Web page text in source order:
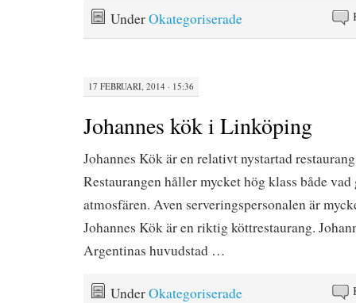
UnderOkategoriserade
17 FEBRUARI, 2014 · 15:36
Johannes kök i Linköping
Johannes Kök är en relativt nystartad
Restaurangen håller mycket hög klass både
atmosfären. Aven serveringspersonalen är
Johannes Kök är en riktig köttrestaurang.
Argentinas huvudstad …
UnderOkategoriserade